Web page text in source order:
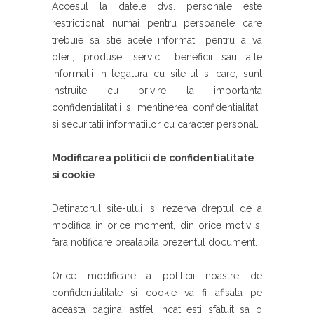
Accesul la datele dvs. personale este
restrictionat numai pentru persoanele care
trebuie sa stie acele informatii pentru a va
oferi, produse, servicii, beneficii sau alte
informatii in legatura cu site-ul si care, sunt
instruite cu privire la importanta
confidentialitatii si mentinerea confidentialitatii
si securitatii informatiilor cu caracter personal.
Modificarea politicii de confidentialitate
si cookie
Detinatorul site-ului isi rezerva dreptul de a
modifica in orice moment, din orice motiv si
fara notificare prealabila prezentul document.
Orice modificare a politicii noastre de
confidentialitate si cookie va fi afisata pe
aceasta pagina, astfel incat esti sfatuit sa o